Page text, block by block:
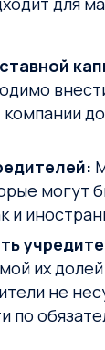
компании
могут
и
их
не
по